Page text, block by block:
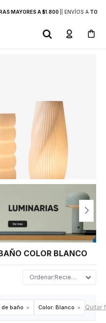
MAYORES A $1.800 | ENVÍOS ATODO
COLOR BLANCO
Recientes
baño Color: Blanco Quitar